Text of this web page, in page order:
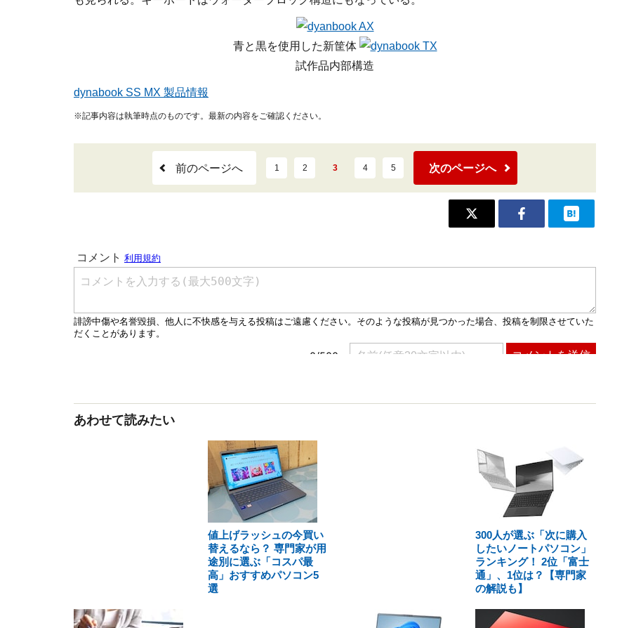
青と黒を使用した新筐体
試作品内部構造
dynabook SS MX 製品情報
※記事内容は執筆時点のものです。最新の内容をご確認ください。
前のページへ 1 2 3 4 5 次のページへ
あわせて読みたい
値上げラッシュの今買い
替えるなら？ 専門家が用
途別に選ぶ「コスパ最
高」おすすめパソコン5
選
300人が選ぶ「次に購入
したいノートパソコン」
ランキング！ 2位「富士
通」、1位は？【専門家
の解説も】